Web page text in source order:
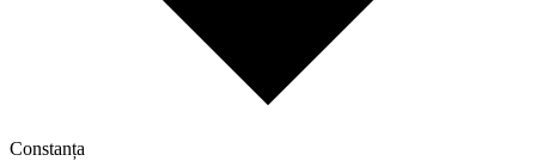
Constanța